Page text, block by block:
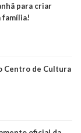
para criar
família!
Centro de Cultura